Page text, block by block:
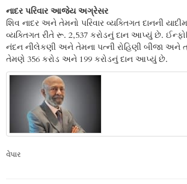
નાદર પરિવાર આજેય અગ્રેસર
શિવ નાદર અને તેમનો પરિવાર વ્યક્તિગત દાનની
વ્યક્તિગત રીતે રૂ. 2,537 કરોડનું દાન આપ્યું છે.
નંદન નીલેકણી અને તેમના પત્ની રોહિણી બીજા અને
તેમણે 356 કરોડ અને 199 કરોડનું દાન આપ્યું છે.
વેપાર